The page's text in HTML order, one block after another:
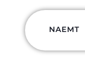
NAEMT